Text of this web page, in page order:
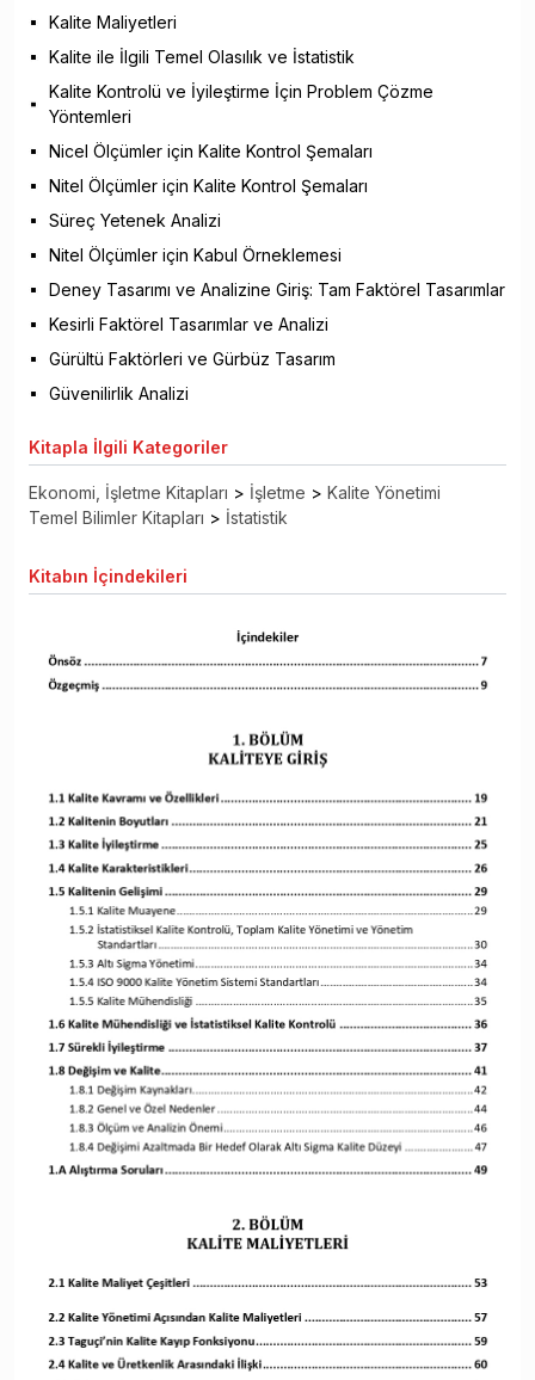
Kalite Maliyetleri
Kalite ile İlgili Temel Olasılık ve İstatistik
Kalite Kontrolü ve İyileştirme İçin Problem Çözme
Yöntemleri
Nicel Ölçümler için Kalite Kontrol Şemaları
Nitel Ölçümler için Kalite Kontrol Şemaları
Süreç Yetenek Analizi
Nitel Ölçümler için Kabul Örneklemesi
Deney Tasarımı ve Analizine Giriş: Tam Faktörel Tasarımlar
Kesirli Faktörel Tasarımlar ve Analizi
Gürültü Faktörleri ve Gürbüz Tasarım
Güvenilirlik Analizi
Kitapla İlgili Kategoriler
Ekonomi, İşletme Kitapları > İşletme > Kalite Yönetimi
Temel Bilimler Kitapları > İstatistik
Kitabın İçindekileri